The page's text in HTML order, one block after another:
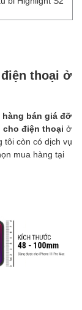
thoại ở
hàng bán giá đỡ
cho điện thoại ở
tôi còn có dịch vụ
mua hàng tại